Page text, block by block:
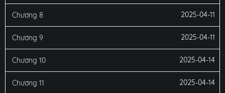
Chương 8 2025-04-11
Chương 9 2025-04-11
Chương 10 2025-04-14
Chương 11 2025-04-14